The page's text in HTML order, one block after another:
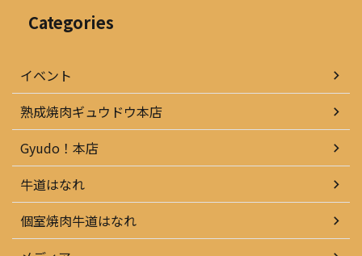
Categories
イベント
熟成焼肉ギュウドウ本店
Gyudo！本店
牛道はなれ
個室焼肉牛道はなれ